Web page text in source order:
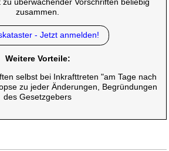
zusammen.
- Jetzt anmelden!
Weitere Vorteile:
selbst bei Inkrafttreten "am Tage nach
zu jeder Änderungen, Begründungen
des Gesetzgebers